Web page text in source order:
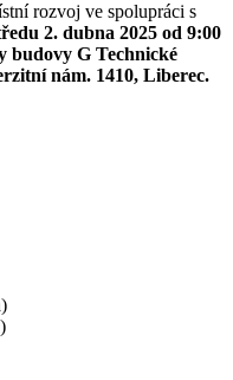
rozvoj ve spolupráci s
2. dubna 2025 od 9:00
budovy G Technické
nám. 1410, Liberec.